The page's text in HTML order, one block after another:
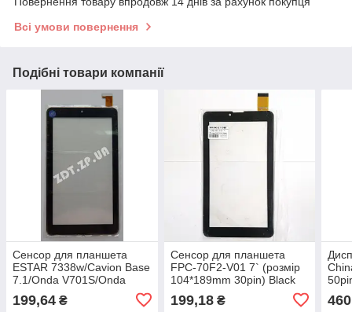
Всі умови повернення
Подібні товари компанії
Сенсор для планшета
ESTAR 7338w/Cavion Base
7.1/Onda V701S/Onda
184*104 мм
199,64 ₴
Сенсор для планшета
FPC-70F2-V01 7` (розмір
104*189mm 30pin) Black
199,18₴ 460